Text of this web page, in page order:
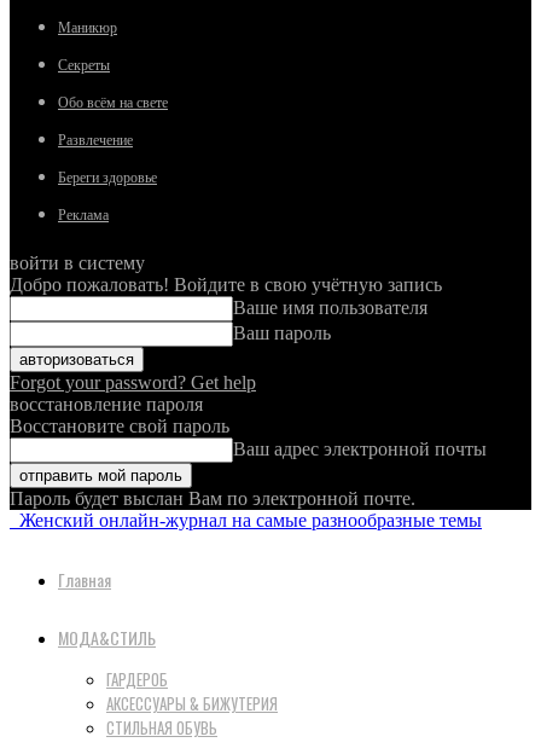
Маникюр
Секреты
Обо всём на свете
Развлечение
Береги здоровье
Реклама
войти в систему
Добро пожаловать! Войдите в свою учётную запись
Ваше имя пользователя
Ваш пароль
Forgot your password? Get help
восстановление пароля
Восстановите свой пароль
Ваш адрес электронной почты
Пароль будет выслан Вам по электронной почте.
Женский онлайн-журнал на самые разнообразные темы
Главная
МОДА&СТИЛЬ
ГАРДЕРОБ
АКСЕССУАРЫ & БИЖУТЕРИЯ
СТИЛЬНАЯ ОБУВЬ